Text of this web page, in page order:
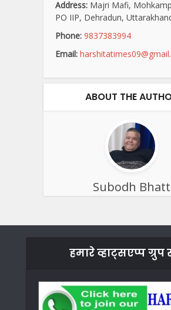
Address: Majri Mafi,
PO IIP, Dehradun,
Phone: 9837383994
Email:
ABOUT THE
Subodh Bhatt
हमारे व्हाट्सएप्प